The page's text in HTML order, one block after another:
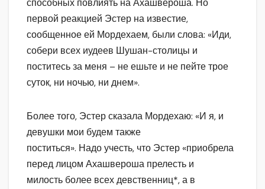
способных повлиять на Ахашвероша. Но
первой реакцией Эстер на известие,
сообщенное ей Мордехаем, были слова: «Иди,
собери всех иудеев Шушан-столицы и
поститесь за меня – не ешьте и не пейте трое
суток, ни ночью, ни днем».
Более того, Эстер сказала Мордехаю: «И я, и
девушки мои будем также
поститься». Надо учесть, что Эстер «приобрела
перед лицом Ахашвероша прелесть и
милость более всех девственниц*, а в